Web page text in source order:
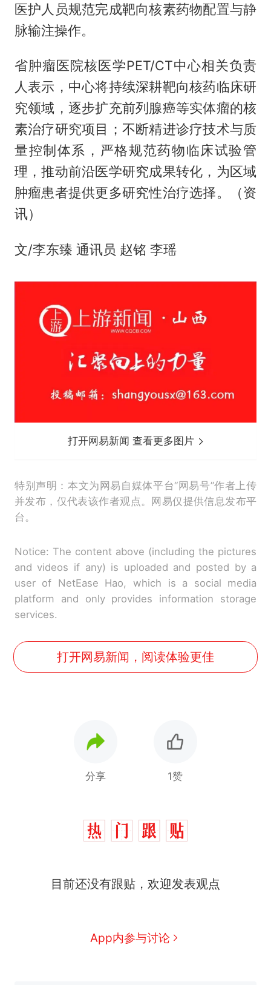
医护人员规范完成靶向核素药物配置与静
脉输注操作。
省肿瘤医院核医学PET/CT中心相关负责
人表示，中心将持续深耕靶向核药临床研
究领域，逐步扩充前列腺癌等实体瘤的核
素治疗研究项目；不断精进诊疗技术与质
量控制体系，严格规范药物临床试验管
理，推动前沿医学研究成果转化，为区域
肿瘤患者提供更多研究性治疗选择。（资
讯）
文/李东臻 通讯员 赵铭 李瑶
打开网易新闻 查看更多图片
特别声明：本文为网易自媒体平台“网易号”作者上传
并发布，仅代表该作者观点。网易仅提供信息发布平
台。
Notice: The content above (including the pictures
and videos if any) is uploaded and posted by a
user of NetEase Hao, which is a social media
platform and only provides information storage
services.
打开网易新闻，阅读体验更佳
分享 1赞
目前还没有跟贴，欢迎发表观点
App内参与讨论
新 全球唯一没有法定首都的国
家，刚改国名，总统就邀请中